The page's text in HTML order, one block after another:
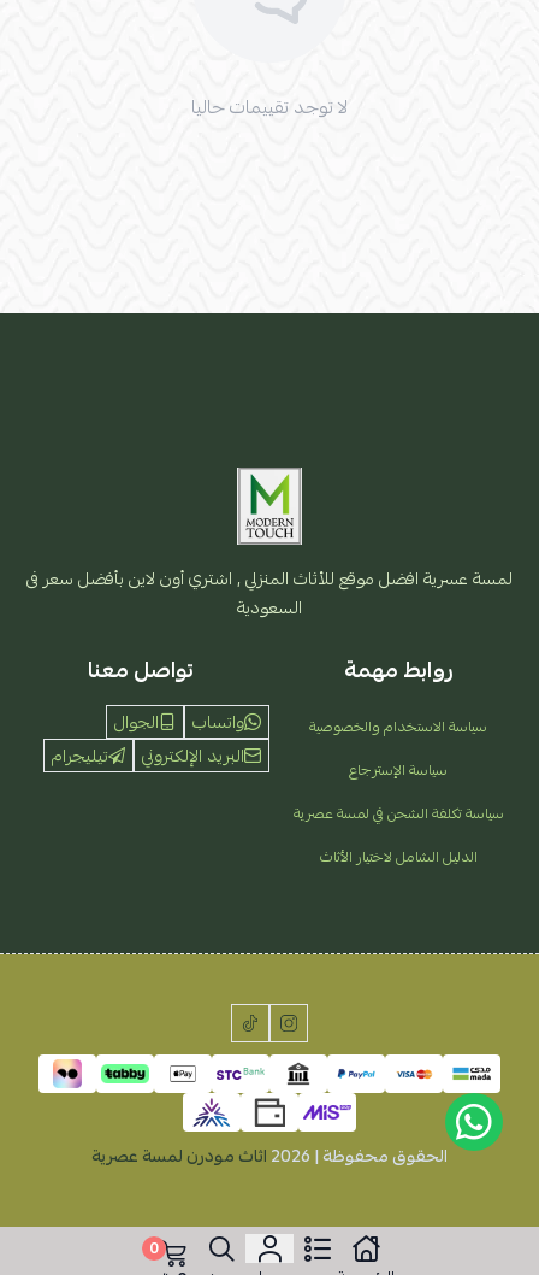
لا توجد تقييمات حاليا
لمسة عسرية افضل موقع للأثاث المنزلي , اشتري أون لاين بأفضل سعر فى
السعودية
روابط مهمة
سياسة الاستخدام والخصوصية
سياسة الإسترجاع
سياسة تكلفة الشحن في لمسة عصرية
الدليل الشامل لاختيار الأثاث
تواصل معنا
واتساب
الجوال
البريد الإلكتروني
تيليجرام
الحقوق محفوظة | 2026 اثاث مودرن لمسة عصرية
0